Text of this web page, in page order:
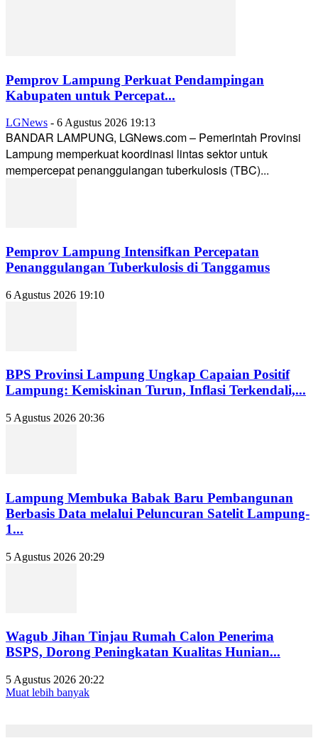
Pemprov Lampung Perkuat Pendampingan
Kabupaten untuk Percepat...
LGNews - 6 Agustus 2026 19:13
BANDAR LAMPUNG, LGNews.com – Pemerintah Provinsi
Lampung memperkuat koordinasi lintas sektor untuk
mempercepat penanggulangan tuberkulosis (TBC)...
Pemprov Lampung Intensifkan Percepatan
Penanggulangan Tuberkulosis di Tanggamus
6 Agustus 2026 19:10
BPS Provinsi Lampung Ungkap Capaian Positif
Lampung: Kemiskinan Turun, Inflasi Terkendali,...
5 Agustus 2026 20:36
Lampung Membuka Babak Baru Pembangunan
Berbasis Data melalui Peluncuran Satelit Lampung-
1...
5 Agustus 2026 20:29
Wagub Jihan Tinjau Rumah Calon Penerima
BSPS, Dorong Peningkatan Kualitas Hunian...
5 Agustus 2026 20:22
Muat lebih banyak